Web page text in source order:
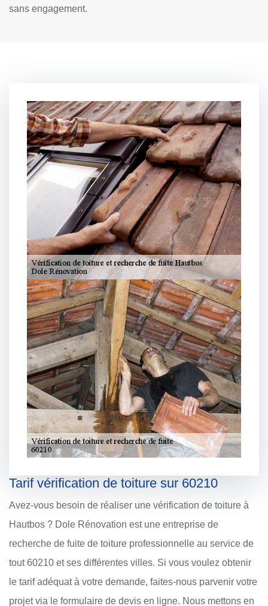
sans engagement.
Tarif vérification de toiture sur 60210
Avez-vous besoin de réaliser une vérification de toiture à
Hautbos ? Dole Rénovation est une entreprise de
recherche de fuite de toiture professionnelle au service de
tout 60210 et ses différentes villes. Si vous voulez obtenir
le tarif adéquat à votre demande, faites-nous parvenir votre
projet via le formulaire de devis en ligne. Nous mettons en